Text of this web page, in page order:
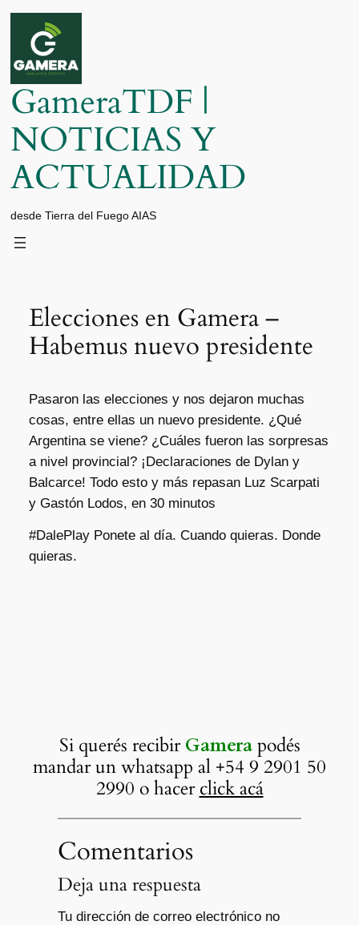
Saltar
contenido
GameraTDF |
NOTICIAS Y
ACTUALIDAD
desde Tierra del Fuego AIAS
Elecciones en Gamera –
Habemus nuevo presidente
Pasaron las elecciones y nos dejaron muchas
cosas, entre ellas un nuevo presidente. ¿Qué
Argentina se viene? ¿Cuáles fueron las sorpresas
a nivel provincial? ¡Declaraciones de Dylan y
Balcarce! Todo esto y más repasan Luz Scarpati
y Gastón Lodos, en 30 minutos
#DalePlay Ponete al día. Cuando quieras. Donde
quieras.
Si querés recibirGamerapodés
mandar un whatsapp al +54 9 2901 50
2990 o hacerclick acá
Comentarios
Deja una respuesta
Tu dirección de correo electrónico no